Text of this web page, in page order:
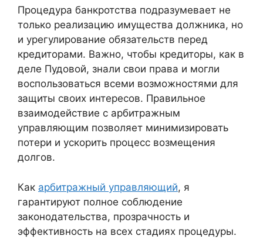
Процедура банкротства подразумевает не
только реализацию имущества должника, но
и урегулирование обязательств перед
кредиторами. Важно, чтобы кредиторы, как в
деле Пудовой, знали свои права и могли
воспользоваться всеми возможностями для
защиты своих интересов. Правильное
взаимодействие с арбитражным
управляющим позволяет минимизировать
потери и ускорить процесс возмещения
долгов.
Как арбитражный управляющий, я
гарантируют полное соблюдение
законодательства, прозрачность и
эффективность на всех стадиях процедуры.